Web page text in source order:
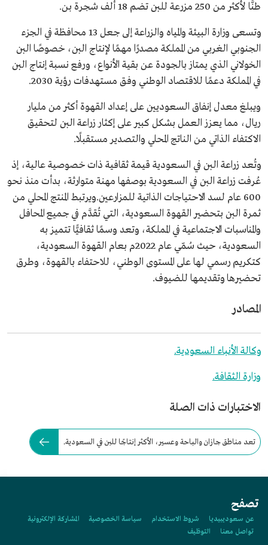
طنًّا لأكثر من 250 مزرعة للبن تضم 18 ألف شجرة بن.
وتسعى وزارة البيئة والمياه والزراعة إلى جعل 13 محافظة في الجزء
الجنوبي الغربي من المملكة مصدرًا مهمًا لإنتاج البن، خصوصًا البن
الخولاني الذي يمتاز بالجودة عن بقية الأنواع، ورفع نسبة إنتاج البن
في المملكة دعمًا للاقتصاد الوطني وفق مستهدفات رؤية 2030.
ويبلغ معدل إنفاق السعوديين على إعداد القهوة أكثر من مليار
ريال، مما يعزز العمل بشكل كبير على إكثار زراعة البن لتحقيق
الاكتفاء الذاتي من الناتج المحلي والتصدير مستقبلًا.
وتُعد زراعة البن في السعودية قيمة ثقافية ذات خصوصية عالية، إذ
عُرفت زراعة البن في السعودية بوصفها مهنة متوارثة، بدأت منذ نحو
600 عام لسد الاحتياجات الذاتية للمزارعين.ويرتبط المنتج المحلي من
ثمرة البن بتحضير القهوة السعودية، التي تُقدَّم في جميع المحافل
والمناسبات الاجتماعية في المملكة، وتعد وسمًا ثقافيًّا تتميز به
السعودية، حيث سُمّي عام 2022م بعام القهوة السعودية،
كتكريم رسمي لها على المستوى الوطني، للاحتفاء بالقهوة، وطرق
تحضيرها وتقديمها للضيوف.
المصادر
وكالة الأنباء السعودية.
وزارة الثقافة.
الاختبارات ذات الصلة
تعد مناطق جازان والباحة وعسير، الأكثر إنتاجًا للبن في السعودية.
تصفح
عن سعوديبيديا شروط الاستخدام سياسة الخصوصية
المشاركة الإلكترونية
تواصل معنا
التوظيف